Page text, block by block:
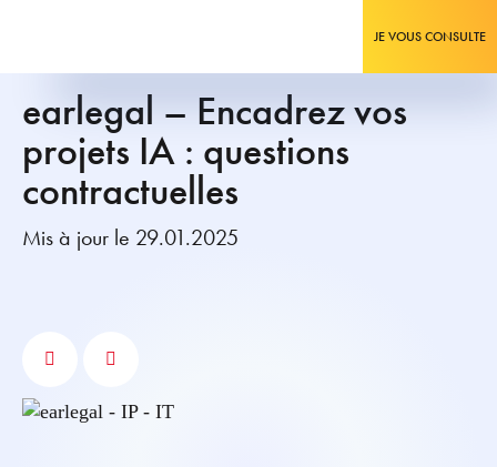
JE VOUS CONSULTE
earlegal – Encadrez vos
projets IA : questions
contractuelles
Mis à jour le 29.01.2025